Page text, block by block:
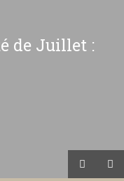
de Juillet :